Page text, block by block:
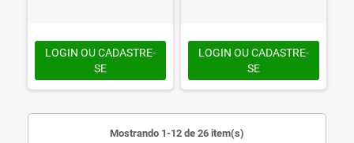
LOGIN OU CADASTRE-
SE
LOGIN OU CADASTRE-
SE
Mostrando 1-12 de 26 item(s)